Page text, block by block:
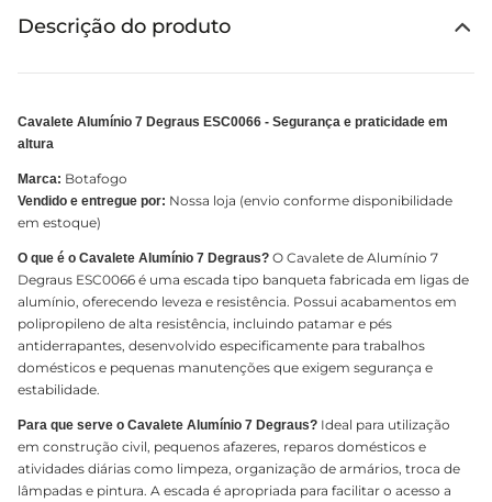
Descrição do produto
Cavalete Alumínio 7 Degraus ESC0066 - Segurança e praticidade em
altura
Marca: Botafogo
Vendido e entregue por: Nossa loja (envio conforme disponibilidade
em estoque)
O que é o Cavalete Alumínio 7 Degraus? O Cavalete de Alumínio 7
Degraus ESC0066 é uma escada tipo banqueta fabricada em ligas de
alumínio, oferecendo leveza e resistência. Possui acabamentos em
polipropileno de alta resistência, incluindo patamar e pés
antiderrapantes, desenvolvido especificamente para trabalhos
domésticos e pequenas manutenções que exigem segurança e
estabilidade.
Para que serve o Cavalete Alumínio 7 Degraus? Ideal para utilização
em construção civil, pequenos afazeres, reparos domésticos e
atividades diárias como limpeza, organização de armários, troca de
lâmpadas e pintura. A escada é apropriada para facilitar o acesso a